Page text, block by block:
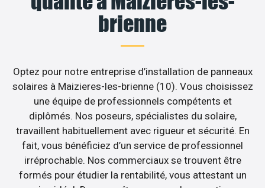
brienne
Optez pour notre entreprise d’installation de panneaux
solaires à Maizieres-les-brienne (10). Vous choisissez
une équipe de professionnels compétents et
diplômés. Nos poseurs, spécialistes du solaire,
travaillent habituellement avec rigueur et sécurité. En
fait, vous bénéficiez d’un service de professionnel
irréprochable. Nos commerciaux se trouvent être
formés pour étudier la rentabilité, vous attestant un